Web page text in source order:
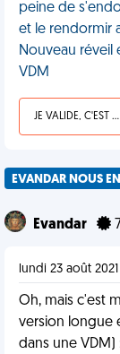
peine de
et le rendormir
Nouveau réveil
VDM
JE VALIDE, C'EST UNE VDM
EVANDAR NOUS
Evandar
lundi 23 août 2021
Oh, mais c'est
version longue
dans une VDM)